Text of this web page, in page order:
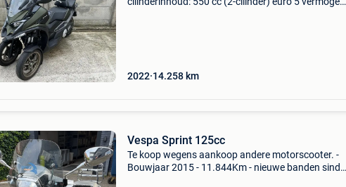
2022 14.258 km
Vespa Sprint 125cc
Te koop wegens aankoop andere motorscooter. -
Bouwjaar 2015 - 11.844Km - nieuwe banden sinds